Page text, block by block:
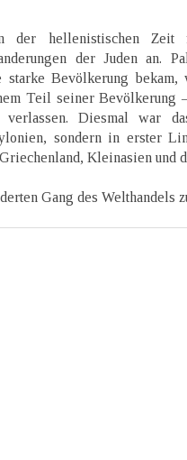
der hellenistischen Zeit
der Juden an.
Bevölkerung bekam,
Teil seiner Bevölkerung
Diesmal war
sondern in erster
Kleinasien und
Gang des Welthandels